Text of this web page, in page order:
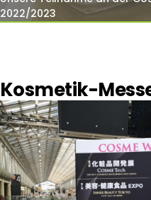
2022/2023
Kosmetik-